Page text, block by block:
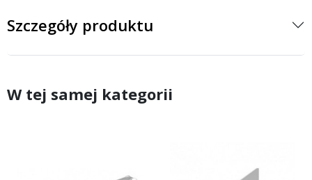
Szczegóły produktu
W tej samej kategorii